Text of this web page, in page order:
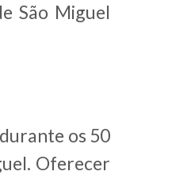
São Miguel
os 50
Oferecer